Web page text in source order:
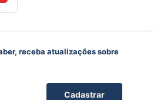
receba atualizações sobre
Cadastrar